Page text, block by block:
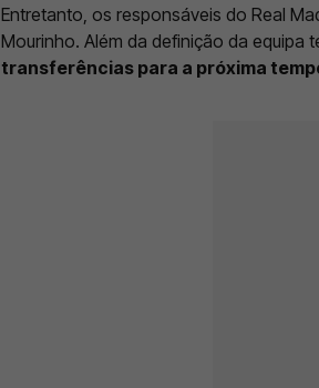
Entretanto, os responsáveis do Real
Mourinho. Além da definição da equipa
transferências para a próxima